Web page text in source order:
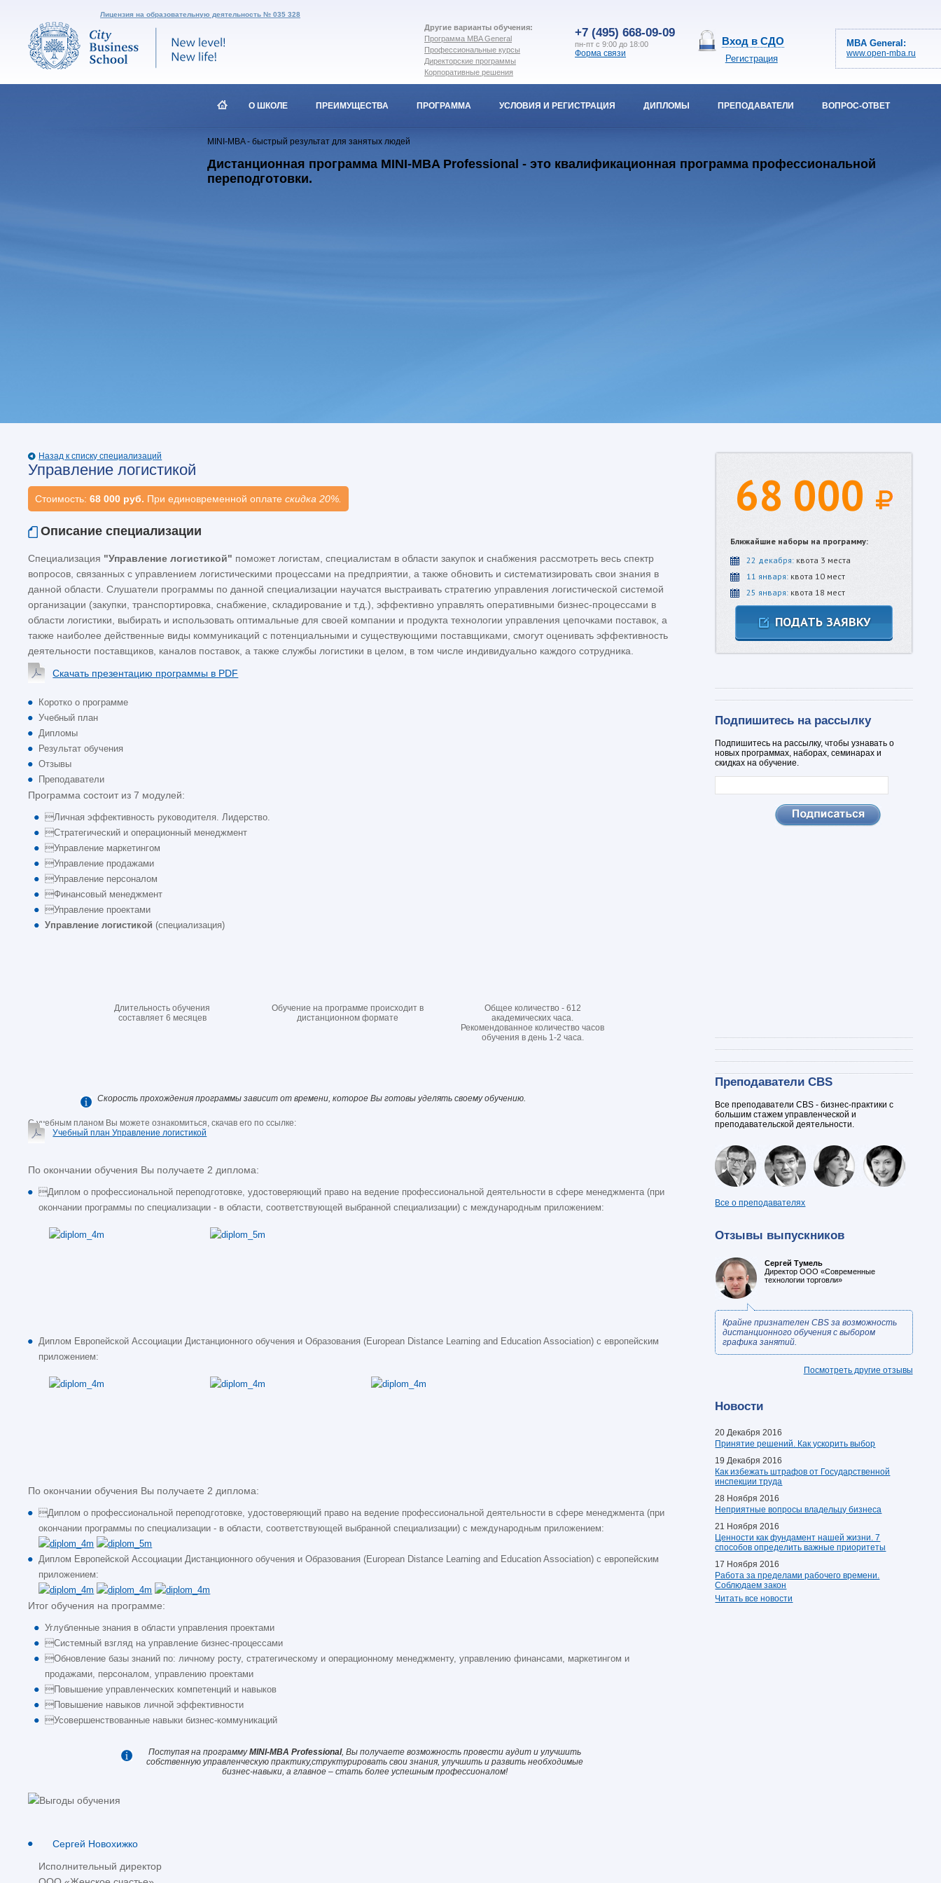
Лицензия на образовательную деятельность № 035 328
Другие варианты обучения:
Программа MBA General
Профессиональные курсы
Директорские программы
Корпоративные решения
+7 (495) 668-09-09
пн-пт с 9:00 до 18:00
Форма связи
Вход в СДО
Регистрация
MBA General:
www.open-mba.ru
О ШКОЛЕ ПРЕИМУЩЕСТВА ПРОГРАММА УСЛОВИЯ И РЕГИСТРАЦИЯ ДИПЛОМЫ ПРЕПОДАВАТЕЛИ ВОПРОС-ОТВЕТ
MINI-MBA - быстрый результат для занятых людей
Дистанционная программа MINI-MBA Professional - это квалификационная программа профессиональной
переподготовки.
Назад к списку специализаций
Управление логистикой
Стоимость: 68 000 руб. При единовременной оплатескидка 20%.
Описание специализации
Специализация "Управление логистикой" поможет логистам, специалистам в области закупок и снабжения рассмотреть весь спектр
вопросов, связанных с управлением логистическими процессами на предприятии, а также обновить и систематизировать свои знания в
данной области. Слушатели программы по данной специализации научатся выстраивать стратегию управления логистической системой
организации (закупки, транспортировка, снабжение, складирование и т.д.), эффективно управлять оперативными бизнес-процессами в
области логистики, выбирать и использовать оптимальные для своей компании и продукта технологии управления цепочками поставок, а
также наиболее действенные виды коммуникаций с потенциальными и существующими поставщиками, смогут оценивать эффективность
деятельности поставщиков, каналов поставок, а также службы логистики в целом, в том числе индивидуально каждого сотрудника.
Скачать презентацию программы в PDF
Коротко о программе
Учебный план
Дипломы
Результат обучения
Отзывы
Преподаватели
Программа состоит из 7 модулей:
Личная эффективность руководителя. Лидерство.
Стратегический и операционный менеджмент
Управление маркетингом
Управление продажами
Управление персоналом
Финансовый менеджмент
Управление проектами
Управление логистикой (специализация)
Длительность обучения
составляет 6 месяцев
Обучение на программе происходит в
дистанционном формате
Общее количество - 612
академических часа.
Рекомендованное количество часов
обучения в день 1-2 часа.
Скорость прохождения программы зависит от времени, которое Вы готовы уделять своему обучению.
С учебным планом Вы можете ознакомиться, скачав его по ссылке:
Учебный план Управление логистикой
По окончании обучения Вы получаете 2 диплома:
Диплом о профессиональной переподготовке, удостоверяющий право на ведение профессиональной деятельности в сфере менеджмента (при
окончании программы по специализации - в области, соответствующей выбранной специализации) с международным приложением:
Диплом Европейской Ассоциации Дистанционного обучения и Образования (European Distance Learning and Education Association) с европейским
приложением:
По окончании обучения Вы получаете 2 диплома:
Диплом о профессиональной переподготовке, удостоверяющий право на ведение профессиональной деятельности в сфере менеджмента (при
окончании программы по специализации - в области, соответствующей выбранной специализации) с международным приложением:
Диплом Европейской Ассоциации Дистанционного обучения и Образования (European Distance Learning and Education Association) с европейским
приложением:
Итог обучения на программе:
Углубленные знания в области управления проектами
Системный взгляд на управление бизнес-процессами
Обновление базы знаний по: личному росту, стратегическому и операционному менеджменту, управлению финансами, маркетингом и
продажами, персоналом, управлению проектами
Повышение управленческих компетенций и навыков
Повышение навыков личной эффективности
Усовершенствованные навыки бизнес-коммуникаций
Поступая на программуMINI-MBA Professional, Вы получаете возможность провести аудит и улучшить
собственную управленческую практику,структурировать свои знания, улучшить и развить необходимые
бизнес-навыки, а главное – стать более успешным профессионалом!
Сергей Новохижко
Исполнительный директор
68 000
Ближайшие наборы на программу:
22 декабря: квота 3 места
11 января: квота 10 мест
25 января: квота 18 мест
ПОДАТЬ ЗАЯВКУ
Подпишитесь на рассылку
Подпишитесь на рассылку, чтобы узнавать о
новых программах, наборах, семинарах и
скидках на обучение.
Преподаватели CBS
Все преподаватели CBS - бизнес-практики с
большим стажем управленческой и
преподавательской деятельности.
Все о преподавателях
Отзывы выпускников
Сергей Тумель
Директор ООО «Современные
технологии торговли»
Крайне признателен CBS за возможность
дистанционного обучения с выбором
графика занятий.
Посмотреть другие отзывы
Новости
20 Декабря 2016
Принятие решений. Как ускорить выбор
19 Декабря 2016
Как избежать штрафов от Государственной
инспекции труда
28 Ноября 2016
Неприятные вопросы владельцу бизнеса
21 Ноября 2016
Ценности как фундамент нашей жизни. 7
способов определить важные приоритеты
17 Ноября 2016
Работа за пределами рабочего времени.
Соблюдаем закон
Читать все новости